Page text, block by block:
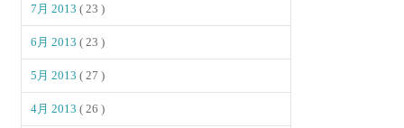
7月 2013( 23 )
6月 2013( 23 )
5月 2013( 27 )
4月 2013( 26 )